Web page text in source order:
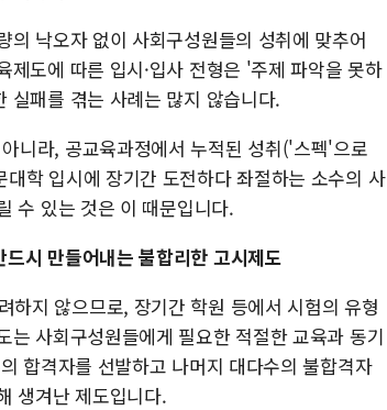
낙오자 없이 사회구성원들의 성취에 맞추어
도에 따른 입시·입사 전형은 '주제 파악을 못하
실패를 겪는 사례는 많지 않습니다.
니라, 공교육과정에서 누적된 성취('스펙'으로
학 입시에 장기간 도전하다 좌절하는 소수의 사
수 있는 것은 이 때문입니다.
시 만들어내는 불합리한 고시제도
하지 않으므로, 장기간 학원 등에서 시험의 유형
사회구성원들에게 필요한 적절한 교육과 동기
합격자를 선발하고 나머지 대다수의 불합격자
생겨난 제도입니다.